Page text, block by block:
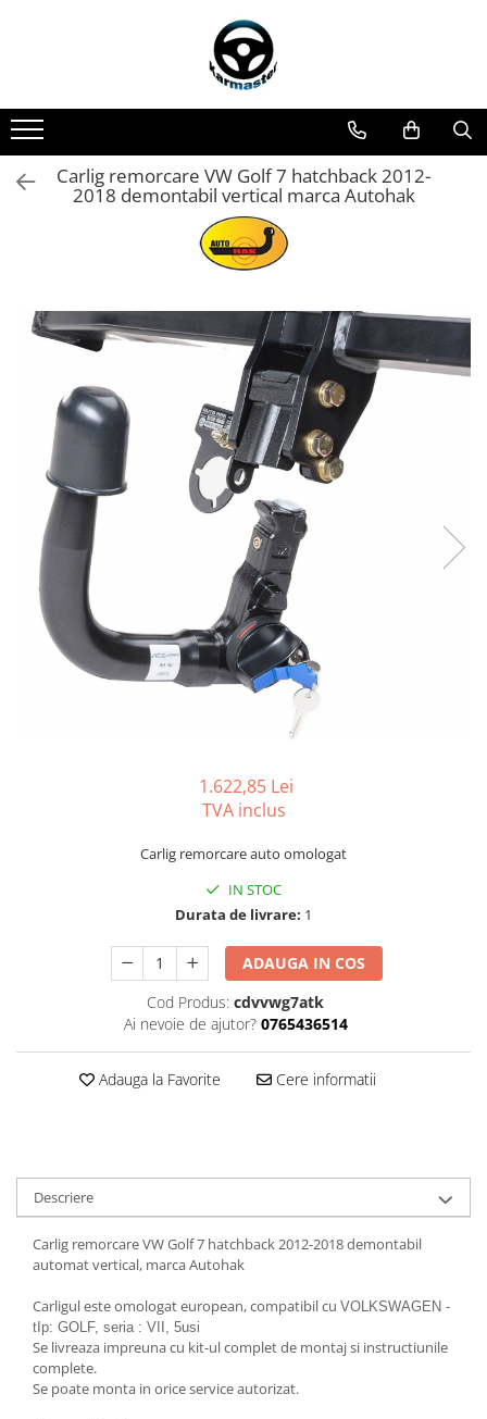
Accesorii carlige de remorcare
Accesorii cutii portbagaj
Accesorii remorci
Amortizoare osie remorci
Carlige de remorcare
Carlige Alpine
Carlige Audi
Carlige Bmw
Carlige BYD
Carlige Cadillac
Carlige Chery
Carlige Chevrolet
Carlige Chrysler
Carlige Citroen
Carlige Infiniti
Carlige Jaecoo
Carlige Jaecoo 5
Carlige Jaecoo 7
Carlige Jaecoo E5
Carlige Kia
Carlige Kia EV4
Carlige Kia EV5
Carlig remorcare VW Golf 7 hatchback 2012-
2018 demontabil vertical marca Autohak
1.622,85 Lei
TVA inclus
Carlig remorcare auto omologat
IN STOC
Durata de livrare: 1
ADAUGA IN COS
Cod Produs: cdvvwg7atk
Ai nevoie de ajutor? 0765436514
Adauga la Favorite Cere informatii
Descriere
Carlig remorcare VW Golf 7 hatchback 2012-2018 demontabil
automat vertical, marca Autohak
Carligul este omologat european, compatibil cu VOLKSWAGEN -
tIp: GOLF, seria : VII, 5usi
Se livreaza impreuna cu kit-ul complet de montaj si instructiunile
complete.
Se poate monta in orice service autorizat.